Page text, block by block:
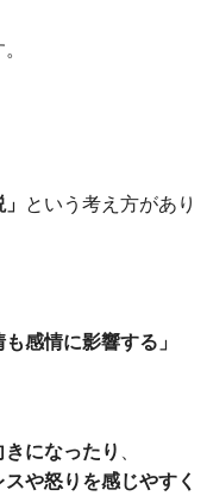
という考え方があり
感情に影響する」
になったり
や怒りを感じやすく